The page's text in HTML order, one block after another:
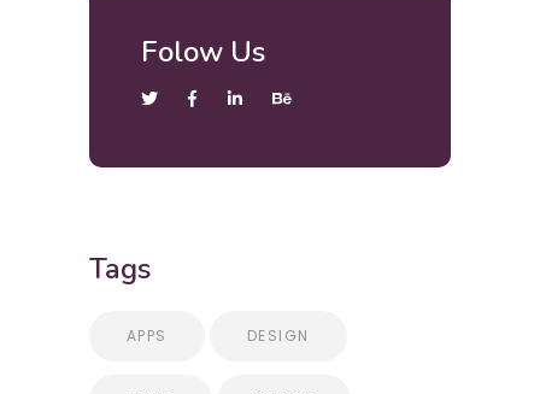
Folow Us
Tags
APPS DESIGN